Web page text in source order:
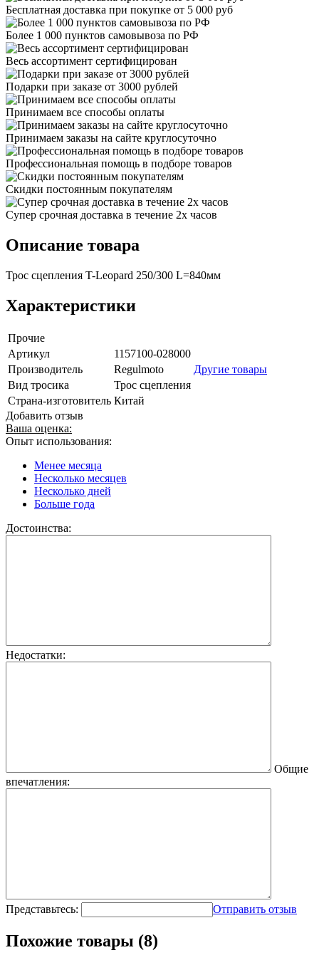
Бесплатная доставка при покупке от 5 000 руб
Более 1 000 пунктов самовывоза по РФ
Весь ассортимент сертифицирован
Подарки при заказе от 3000 рублей
Принимаем все способы оплаты
Принимаем заказы на сайте круглосуточно
Профессиональная помощь в подборе товаров
Скидки постоянным покупателям
Супер срочная доставка в течение 2х часов
Описание товара
Трос сцепления T-Leopard 250/300 L=840мм
Характеристики
Прочие
Артикул
1157100-028000
Производитель
Regulmoto
Другие товары
Вид тросика
Трос сцепления
Страна-изготовитель Китай
Добавить отзыв
Ваша оценка:
Опыт использования:
Менее месяца
Несколько месяцев
Несколько дней
Больше года
Достоинства:
Недостатки:
Общие
впечатления:
Представьтесь: Отправить отзыв
Похожие товары (8)